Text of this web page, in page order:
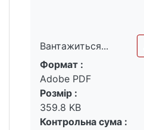
Вантажиться...
Вантажиться...
Формат :
Adobe PDF
Розмір :
359.8 KB
Контрольна сума :